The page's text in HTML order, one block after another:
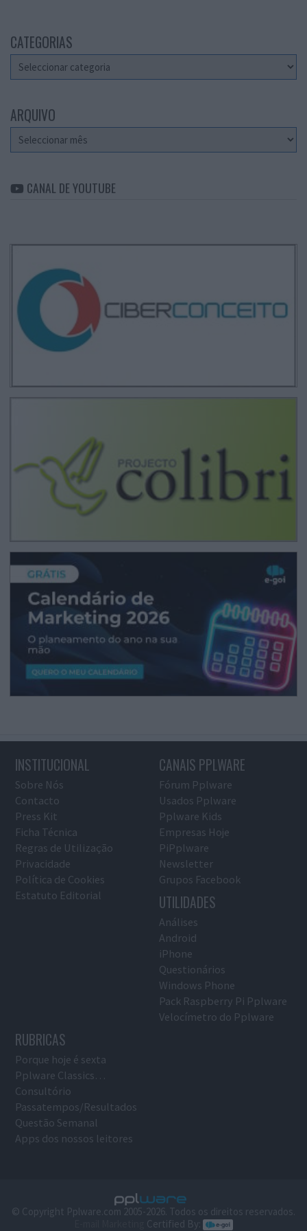
CATEGORIAS
Categorias
ARQUIVO
Arquivo
CANAL DE YOUTUBE
INSTITUCIONAL
Sobre Nós
Contacto
Press Kit
Ficha Técnica
Regras de Utilização
Privacidade
Política de Cookies
Estatuto Editorial
CANAIS PPLWARE
Fórum Pplware
Usados Pplware
Pplware Kids
Empresas Hoje
PiPplware
Newsletter
Grupos Facebook
UTILIDADES
Análises
Android
iPhone
Questionários
Windows Phone
Pack Raspberry Pi Pplware
Velocímetro do Pplware
RUBRICAS
Porque hoje é sexta
Pplware Classics…
Consultório
Passatempos/Resultados
Questão Semanal
Apps dos nossos leitores
© Copyright Pplware.com 2005-2026. Todos os direitos reservados.
Certified By: